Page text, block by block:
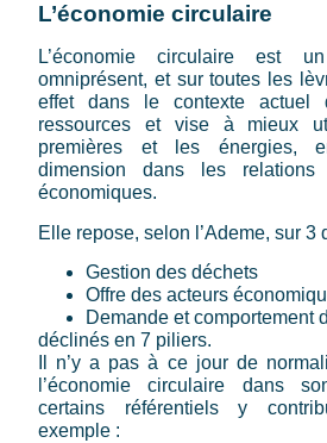
L’économie circulaire
L’économie circulaire est
omniprésent, et sur toutes les
effet dans le contexte actuel
ressources et vise à mieux
premières et les énergies,
dimension dans les
économiques.
Elle repose, selon l’Ademe, sur 3
Gestion des déchets
Offre des acteurs
Demande et comportement
déclinés en 7 piliers.
Il n’y a pas à ce jour de
l’économie circulaire dans
certains référentiels y
exemple :